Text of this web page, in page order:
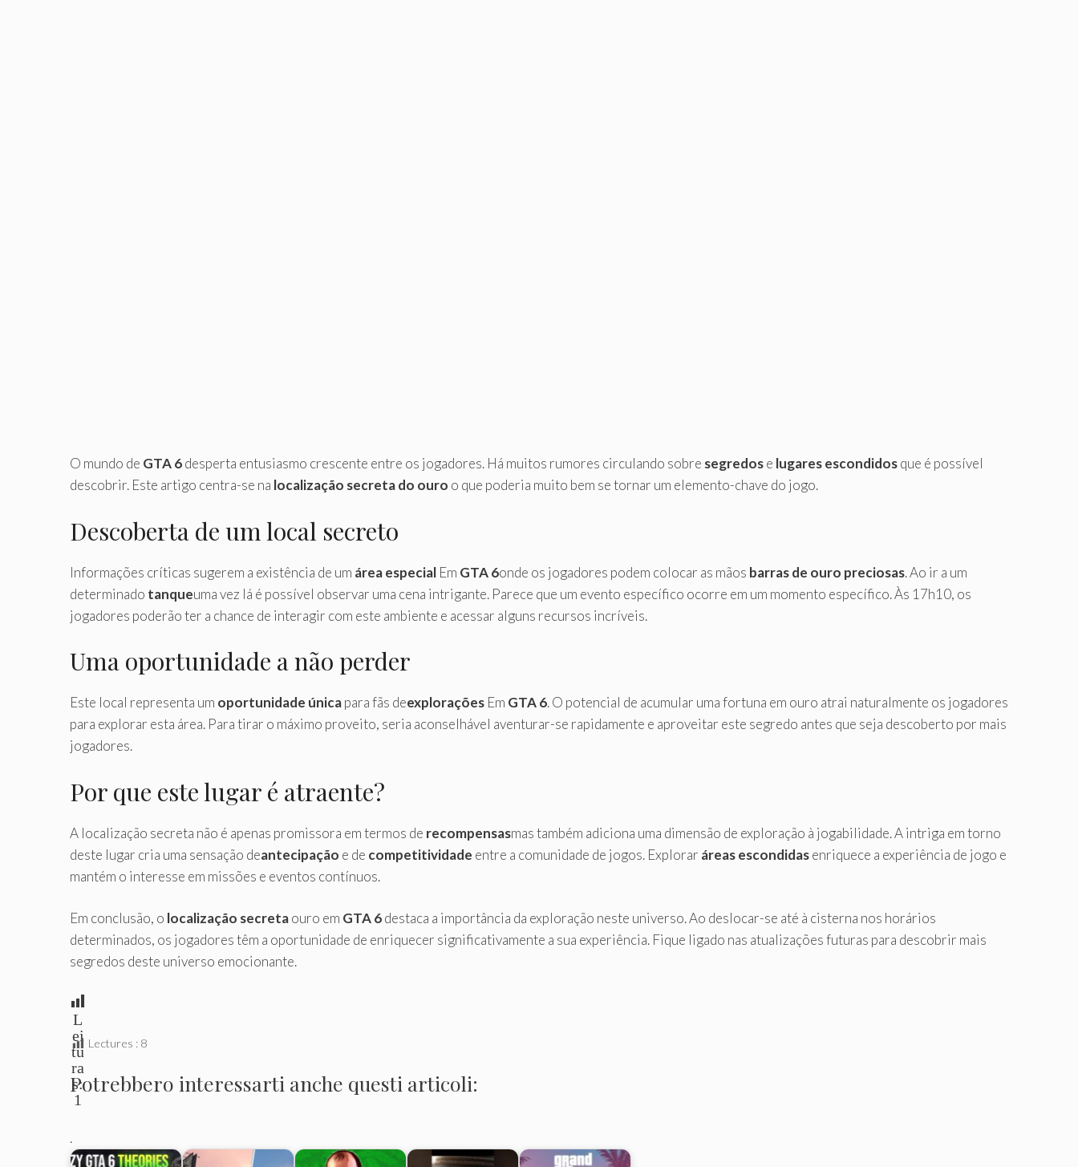
O mundo de GTA 6desperta entusiasmo crescente entre os jogadores. Há muitos rumores circulando sobre segredose lugares escondidosque é possível
descobrir. Este artigo centra-se na localização secreta do ouro o que poderia muito bem se tornar um elemento-chave do jogo.
Descoberta de um local secreto
Informações críticas sugerem a existência de um área especial Em GTA 6onde os jogadores podem colocar as mãos barras de ouro preciosas. Ao ir a um
determinado tanqueuma vez lá é possível observar uma cena intrigante. Parece que um evento específico ocorre em um momento específico. Às 17h10, os
jogadores poderão ter a chance de interagir com este ambiente e acessar alguns recursos incríveis.
Uma oportunidade a não perder
Este local representa um oportunidade únicapara fãs deexplorações Em GTA 6. O potencial de acumular uma fortuna em ouro atrai naturalmente os jogadores
para explorar esta área. Para tirar o máximo proveito, seria aconselhável aventurar-se rapidamente e aproveitar este segredo antes que seja descoberto por mais
jogadores.
Por que este lugar é atraente?
A localização secreta não é apenas promissora em termos de recompensasmas também adiciona uma dimensão de exploração à jogabilidade. A intriga em torno
deste lugar cria uma sensação deantecipação e de competitividade entre a comunidade de jogos. Explorar áreas escondidasenriquece a experiência de jogo e
mantém o interesse em missões e eventos contínuos.
Em conclusão, o localização secretaouro em GTA 6destaca a importância da exploração neste universo. Ao deslocar-se até à cisterna nos horários
determinados, os jogadores têm a oportunidade de enriquecer significativamente a sua experiência. Fique ligado nas atualizações futuras para descobrir mais
segredos deste universo emocionante.
L
ei
tu
ra
s:
1
Lectures : 8
Potrebbero interessarti anche questi articoli:
.